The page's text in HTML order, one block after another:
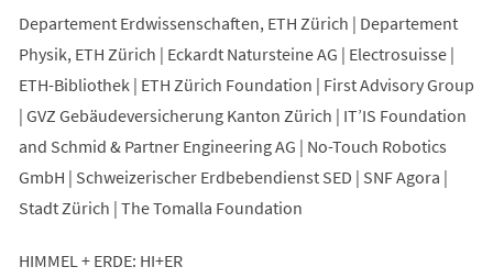
Departement Erdwissenschaften, ETH Zürich | Departement
Physik, ETH Zürich | Eckardt Natursteine AG | Electrosuisse |
ETH-Bibliothek | ETH Zürich Foundation | First Advisory Group
| GVZ Gebäudeversicherung Kanton Zürich | IT’IS Foundation
and Schmid & Partner Engineering AG | No-Touch Robotics
GmbH | Schweizerischer Erdbebendienst SED | SNF Agora |
Stadt Zürich | The Tomalla Foundation
HIMMEL + ERDE: HI+ER